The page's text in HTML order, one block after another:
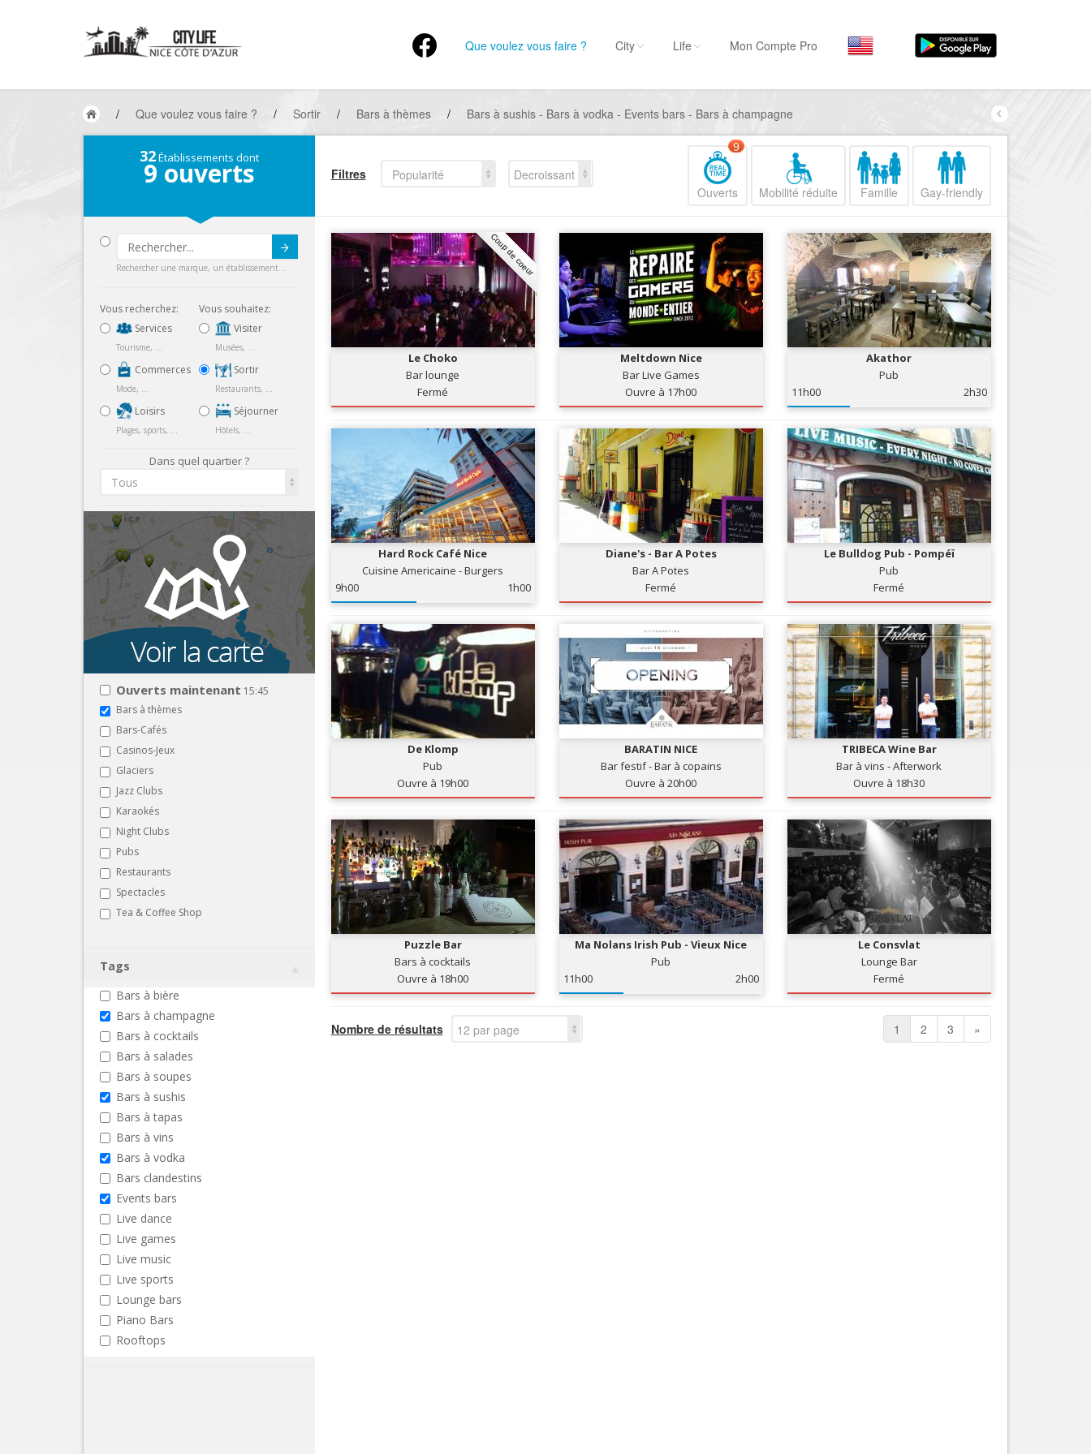
Que voulez vous faire ?
Hôtels, ...
Visiter
Sortir
Restaurants, ...
Commerces
Mode, ...
Loisirs
Plages, sports, ...
Services
Tourisme, ...
Par quartiers
Nice Promenade du
Nice le Port
Nice le Vieux Nice
Nice le Coeur de Ville
Nice les Collines Niçoises
Nice le petit Marais Niçois
Nice la plaine du Var
Nice Aéroport
City Life Mon Compte Pro
/ Que voulez vous faire ? / Sortir / Bars à thèmes / Bars à sushis - Bars à vodka - Events bars - Bars à champagne
32Établissements dont
9 ouverts
Rechercher une marque, un établissement...
Vous recherchez:
Services
Tourisme, ...
Commerces
Mode, ...
Loisirs
Plages, sports, ...
Vous souhaitez:
Visiter
Musées, ...
Sortir
Restaurants, ...
Séjourner
Hôtels, ...
Dans quel quartier ?
Tous
Ouverts maintenant 15:45
Bars à thèmes
Bars-Cafés
Casinos-Jeux
Glaciers
Jazz Clubs
Karaokés
Night Clubs
Pubs
Restaurants
Spectacles
Tea & Coffee Shop
Tags
Bars à bière
Bars à champagne
Bars à cocktails
Bars à salades
Bars à soupes
Bars à sushis
Bars à tapas
Bars à vins
Bars à vodka
Bars clandestins
Events bars
Live dance
Live games
Live music
Live sports
Lounge bars
Piano Bars
Rooftops
Filtres Popularité
Decroissant
Ouverts
9
Mobilité réduite Famille Gay-friendly
Coup de coeur
Le Choko
Bar lounge
Fermé
Meltdown Nice
Bar Live Games
Ouvre à 17h00
Akathor
Pub
11h00
2h30
Hard Rock Café Nice
Cuisine Americaine - Burgers
9h00
1h00
Diane's - Bar A Potes
Bar A Potes
Fermé
Le Bulldog Pub - Pompéï
Pub
Fermé
De Klomp
Pub
Ouvre à 19h00
BARATIN NICE
Bar festif - Bar à copains
Ouvre à 20h00
TRIBECA Wine Bar
Bar à vins - Afterwork
Ouvre à 18h30
Puzzle Bar
Bars à cocktails
Ouvre à 18h00
Ma Nolans Irish Pub - Vieux Nice
Pub
11h00
2h00
Le Consvlat
Lounge Bar
Fermé
Nombre de résultats 12 par page 1 2 3 »